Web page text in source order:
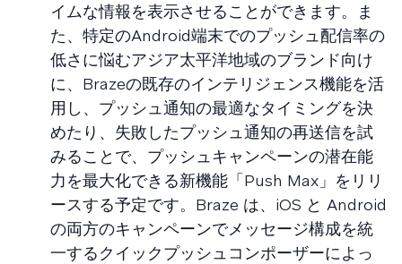
イムな情報を表示させることができます。ま
た、特定のAndroid端末でのプッシュ配信率の
低さに悩むアジア太平洋地域のブランド向け
に、Brazeの既存のインテリジェンス機能を活
用し、プッシュ通知の最適なタイミングを決
めたり、失敗したプッシュ通知の再送信を試
みることで、プッシュキャンペーンの潜在能
力を最大化できる新機能「Push Max」をリリ
ースする予定です。Braze は、iOS と Android
の両方のキャンペーンでメッセージ構成を統
一するクイックプッシュコンポーザーによっ